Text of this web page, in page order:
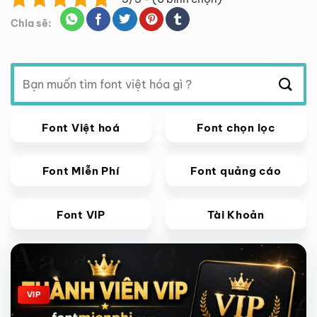
Chia sẽ:
Tìm
kiếm:
Font Việt hoá Font chọn lọc
Font Miễn Phí Font quảng cáo
Font VIP Tài Khoản
Giảm giá!
VIP